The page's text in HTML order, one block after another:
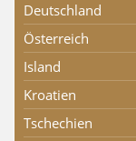
Deutschland
Österreich
Island
Kroatien
Tschechien